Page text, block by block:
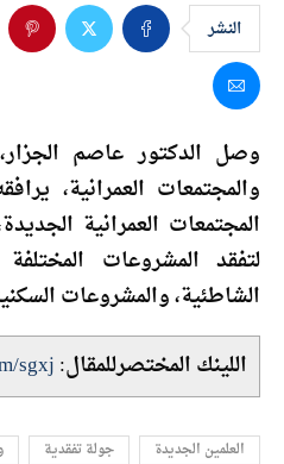
النشر
وصل الدكتور عاصم
والمجتمعات العمرانية،
المجتمعات العمرانية
لتفقد المشروعات المختلفة
الشاطئية، والمشروعات
اللينك المختصرللمقال:sgxj
العلمين الجديدة جولة تفقدية